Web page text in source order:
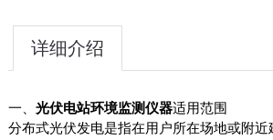
详细介绍
一、 光伏电站环境监测仪器适用范围
分布式光伏发电是指在用户所在场地或附